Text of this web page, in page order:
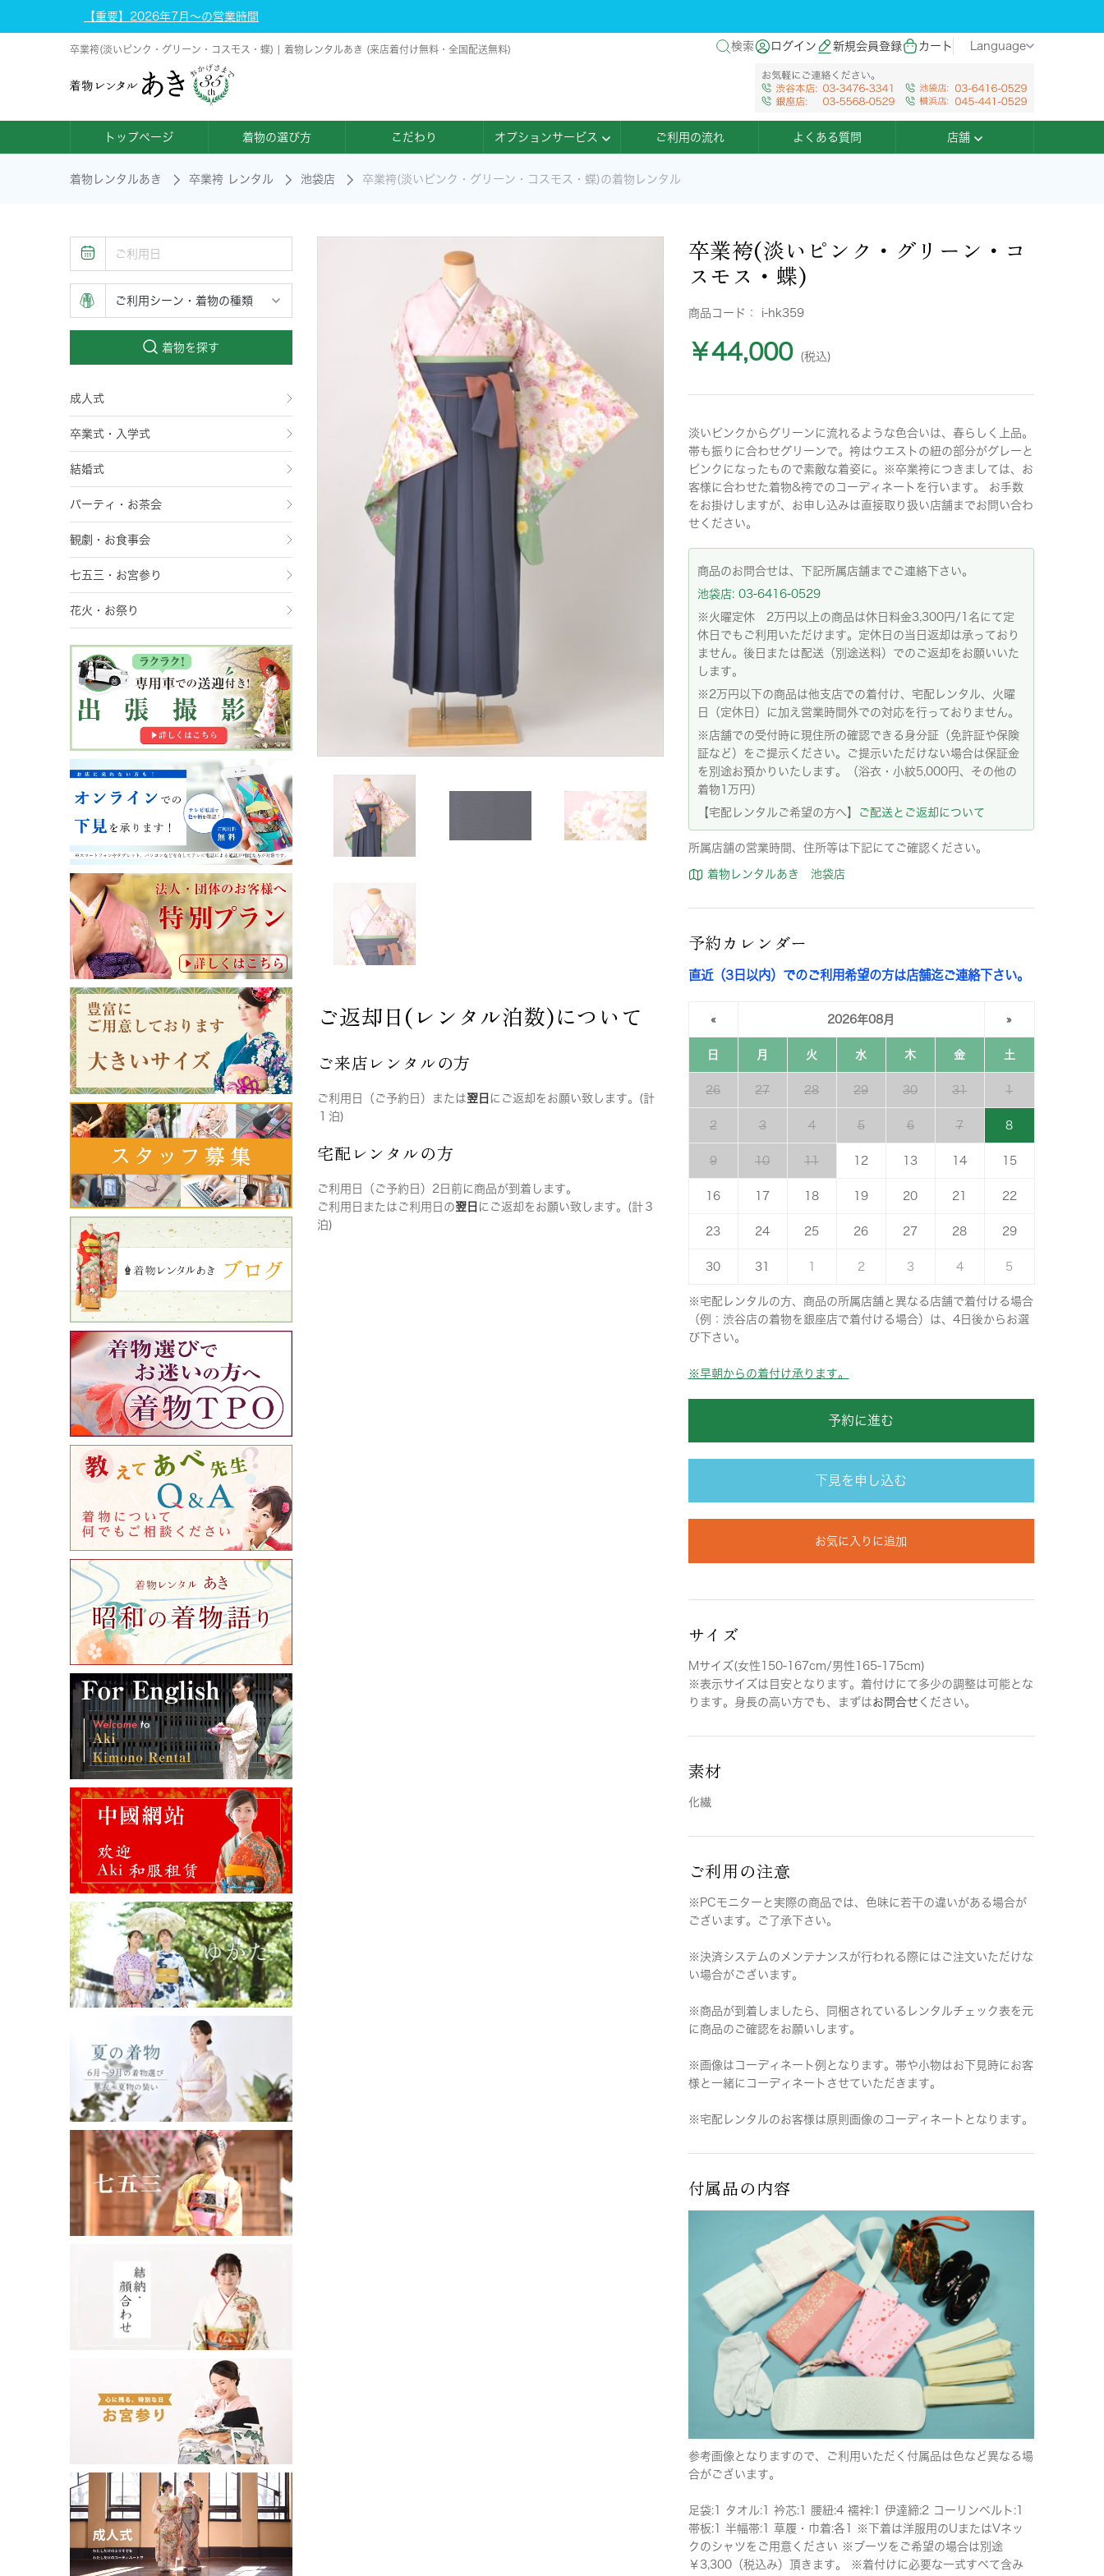
【重要】2026年7月～の営業時間
卒業袴(淡いピンク・グリーン・コスモス・蝶) | 着物レンタルあき (来店着付け無料・全国配送無料) 検索 ログイン 新規会員登録 カート Language
トップページ 着物の選び方 こだわり オプションサービス ご利用の流れ よくある質問 店舗
着物レンタルあき 卒業袴 レンタル 池袋店 卒業袴(淡いピンク・グリーン・コスモス・蝶)の着物レンタル
着物を探す
成人式
卒業式・入学式
結婚式
パーティ・お茶会
観劇・お食事会
七五三・お宮参り
花火・お祭り
ご返却日(レンタル泊数)について
ご来店レンタルの方
ご利用日（ご予約日）または翌日 にご返却をお願い致します。(計
１泊)
宅配レンタルの方
ご利用日（ご予約日）2日前に商品が到着します。
ご利用日またはご利用日の翌日 にご返却をお願い致します。(計３
泊)
卒業袴(淡いピンク・グリーン・コ
スモス・蝶)
商品コード： i-hk359
￥44,000 (税込)
淡いピンクからグリーンに流れるような色合いは、春らしく上品。
帯も振りに合わせグリーンで。袴はウエストの紐の部分がグレーと
ピンクになったもので素敵な着姿に。※卒業袴につきましては、お
客様に合わせた着物&袴でのコーディネートを行います。 お手数
をお掛けしますが、お申し込みは直接取り扱い店舗までお問い合わ
せください。
商品のお問合せは、下記所属店舗までご連絡下さい。
池袋店: 03-6416-0529
※火曜定休 2万円以上の商品は休日料金3,300円/1名にて定
休日でもご利用いただけます。定休日の当日返却は承っており
ません。後日または配送（別途送料）でのご返却をお願いいた
します。
※2万円以下の商品は他支店での着付け、宅配レンタル、火曜
日（定休日）に加え営業時間外での対応を行っておりません。
※店舗での受付時に現住所の確認できる身分証（免許証や保険
証など）をご提示ください。ご提示いただけない場合は保証金
を別途お預かりいたします。（浴衣・小紋5,000円、その他の
着物1万円）
【宅配レンタルご希望の方へ】
ご配送とご返却について
所属店舗の営業時間、住所等は下記にてご確認ください。
着物レンタルあき 池袋店
予約カレンダー
直近（3日以内）でのご利用希望の方は店舗迄ご連絡下さい。
« 2026年08月 »
日 月 火 水 木 金 土
26 27 28 29 30 31 1
2 3 4 5 6 7 8
9 10 11 12 13 14 15
16 17 18 19 20 21 22
23 24 25 26 27 28 29
30 31 2 3 4 5
※宅配レンタルの方、商品の所属店舗と異なる店舗で着付ける場合
（例：渋谷店の着物を銀座店で着付ける場合）は、4日後からお選
び下さい。
※早朝からの着付け承ります。
予約に進む
下見を申し込む
お気に入りに追加
サイズ
Mサイズ(女性150-167cm/男性165-175cm)
※表示サイズは目安となります。着付けにて多少の調整は可能とな
ります。身長の高い方でも、まずはお問合せ ください。
素材
化繊
ご利用の注意
※PCモニターと実際の商品では、色味に若干の違いがある場合が
ございます。ご了承下さい。
※決済システムのメンテナンスが行われる際にはご注文いただけな
い場合がございます。
※商品が到着しましたら、同梱されているレンタルチェック表を元
に商品のご確認をお願いします。
※画像はコーディネート例となります。帯や小物はお下見時にお客
様と一緒にコーディネートさせていただきます。
※宅配レンタルのお客様は原則画像のコーディネートとなります。
付属品の内容
参考画像となりますので、ご利用いただく付属品は色など異なる場
合がございます。
足袋:1 タオル:1 衿芯:1 腰紐:4 襦袢:1 伊達締:2 コーリンベルト:1
帯板:1 半幅帯:1 草履・巾着:各1 ※下着は洋服用のUまたはVネッ
クのシャツをご用意ください ※ブーツをご希望の場合は別途
￥3,300（税込み）頂きます。 ※着付けに必要な一式すべて含み